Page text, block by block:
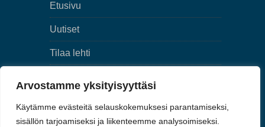
Arvostamme yksityisyyttäsi
Käytämme evästeitä selauskokemuksesi parantamiseksi,
sisällön tarjoamiseksi ja liikenteemme analysoimiseksi.
Etusivu
Uutiset
Tilaa lehti